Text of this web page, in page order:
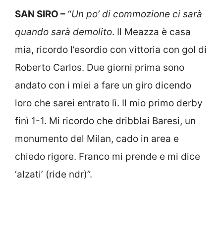
SAN SIRO – “Un po’ di commozione ci sarà
quando sarà demolito. Il Meazza è casa
mia, ricordo l’esordio con vittoria con gol di
Roberto Carlos. Due giorni prima sono
andato con i miei a fare un giro dicendo
loro che sarei entrato lì. Il mio primo derby
finì 1-1. Mi ricordo che dribblai Baresi, un
monumento del Milan, cado in area e
chiedo rigore. Franco mi prende e mi dice
‘alzati’ (ride ndr)”.